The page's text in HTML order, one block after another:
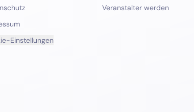
Einstellungen
Veranstalter werden